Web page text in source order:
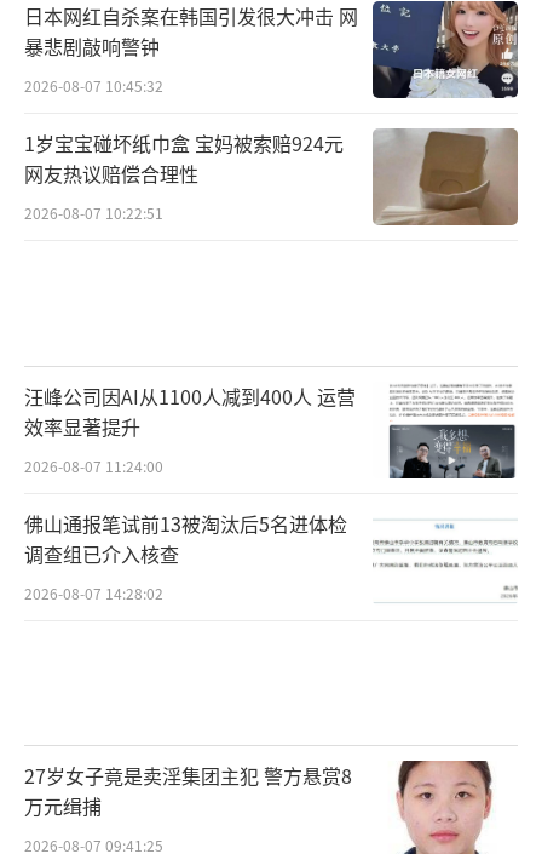
日本网红自杀案在韩国引发很大冲击 网
暴悲剧敲响警钟
2026-08-07 10:45:32
1岁宝宝碰坏纸巾盒 宝妈被索赔924元
网友热议赔偿合理性
2026-08-07 10:22:51
汪峰公司因AI从1100人减到400人 运营
效率显著提升
2026-08-07 11:24:00
佛山通报笔试前13被淘汰后5名进体检
调查组已介入核查
2026-08-07 14:28:02
27岁女子竟是卖淫集团主犯 警方悬赏8
万元缉捕
2026-08-07 09:41:25